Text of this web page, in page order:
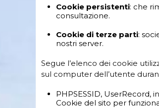
Cookie persistenti: che
consultazione.
Cookie di terze parti:
nostri server.
Segue l’elenco dei cookie
sul computer dell’utente
PHPSESSID, UserRecord,
Cookie del sito per